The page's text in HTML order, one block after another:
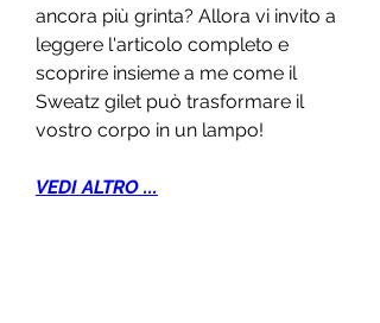
ancora più grinta? Allora vi invito a
leggere l'articolo completo e
scoprire insieme a me come il
Sweatz gilet può trasformare il
vostro corpo in un lampo!
VEDI ALTRO ...